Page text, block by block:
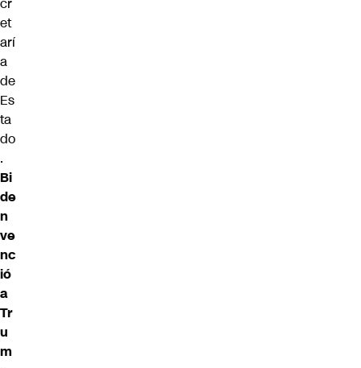
et
arí
a
de
Es
ta
do
.
Bi
de
n
ve
nc
ió
a
Tr
u
m